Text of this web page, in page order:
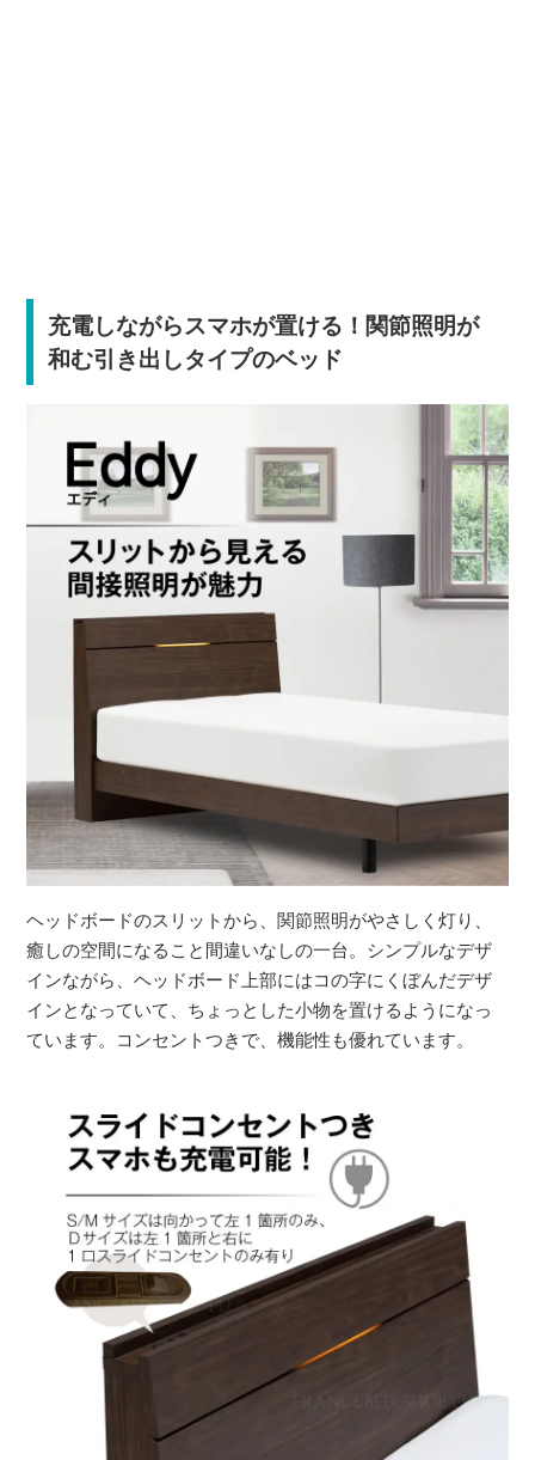
充電しながらスマホが置ける！関節照明が
和む引き出しタイプのベッド
ヘッドボードのスリットから、関節照明がやさしく灯り、
癒しの空間になること間違いなしの一台。シンプルなデザ
インながら、ヘッドボード上部にはコの字にくぼんだデザ
インとなっていて、ちょっとした小物を置けるようになっ
ています。コンセントつきで、機能性も優れています。